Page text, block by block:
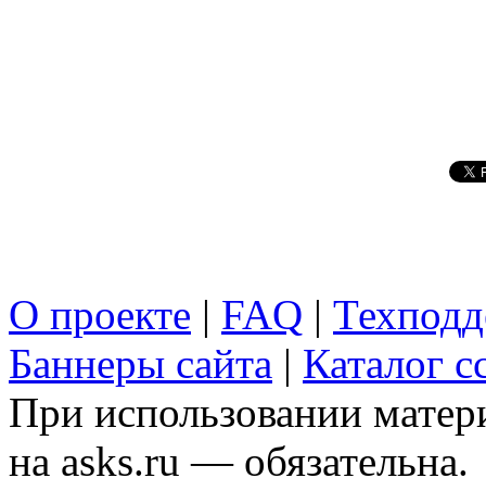
О проекте | FAQ |
Баннеры сайта | Каталог
При использовании
на asks.ru — обязательна.